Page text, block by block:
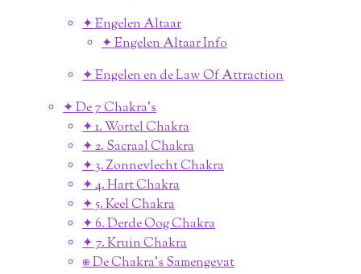
✦ Engelen Altaar
✦ Engelen Altaar Info
✦ Engelen en de Law Of Attraction
✦ De 7 Chakra's
✦ 1. Wortel Chakra
✦ 2. Sacraal Chakra
✦ 3. Zonnevlecht Chakra
✦ 4. Hart Chakra
✦ 5. Keel Chakra
✦ 6. Derde Oog Chakra
✦ 7. Kruin Chakra
⎈ De Chakra's Samengevat